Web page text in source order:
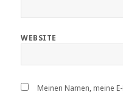
WEBSITE
Meinen Namen, meine